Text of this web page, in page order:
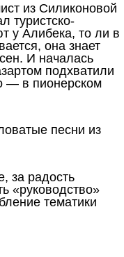
из Силиконовой
туристско-
у Алибека, то ли в
она знает
И началась
подхватили
— в пионерском
песни из
за радость
«руководство»
тематики